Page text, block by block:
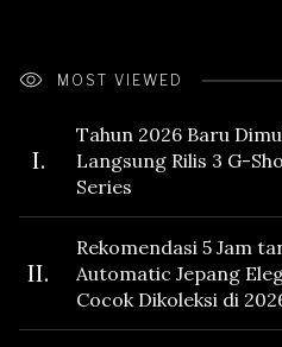
MOST VIEWED
I.
Tahun 2026 Baru
Langsung Rilis 3 G-
Series
II.
Rekomendasi 5 Jam
Automatic Jepang
Cocok Dikoleksi di